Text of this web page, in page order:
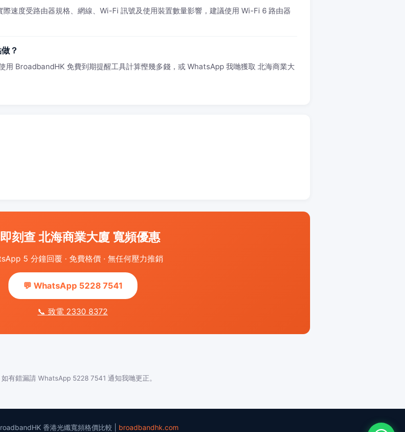
速度受路由器規格、網線、Wi-Fi 訊號及使用裝置數量影響，建議使用 Wi-Fi 6 路由器
？
用 BroadbandHK 免費到期提醒工具計算慳幾多錢，或 WhatsApp 我哋獲取 北海商業大
刻查 北海商業大廈 寬頻優惠
5 分鐘回覆 · 免費格價 · 無任何壓力推銷
💬 WhatsApp 5228 7541
📞 致電 2330 8372
有錯漏請 WhatsApp 5228 7541 通知我哋更正。
香港光纖寬頻格價比較 | broadbandhk.com